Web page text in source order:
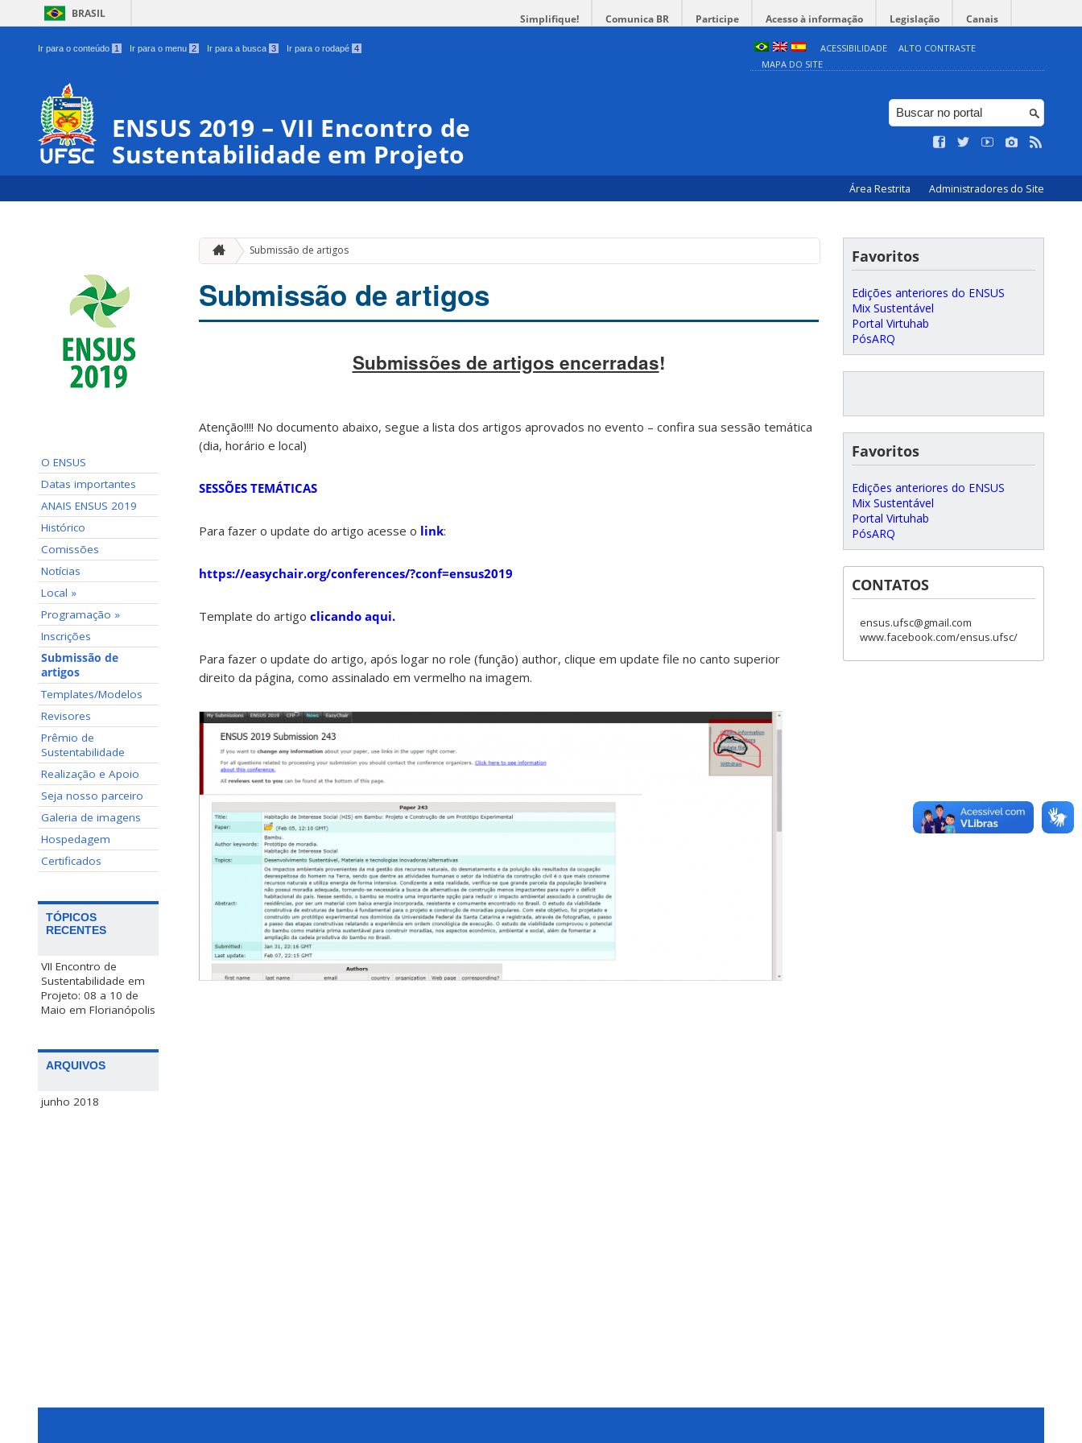
BRASIL Simplifique! Comunica BR Participe Acesso à informação Legislação Canais
Ir para o conteúdo 1 Ir para o menu 2 Ir para a busca 3 Ir para o rodapé 4 ACESSIBILIDADE
ALTO CONTRASTE
MAPA DO SITE
ENSUS 2019 – VII Encontro de
Sustentabilidade em Projeto
Área Restrita Administradores do Site
O ENSUS
Datas importantes
ANAIS ENSUS 2019
Histórico
Comissões
Notícias
Local »
Programação »
Inscrições
Submissão de
artigos
Templates/Modelos
Revisores
Prêmio de
Sustentabilidade
Realização e Apoio
Seja nosso parceiro
Galeria de imagens
Hospedagem
Certificados
TÓPICOS
RECENTES
VII Encontro de
Sustentabilidade em
Projeto: 08 a 10 de
Maio em Florianópolis
ARQUIVOS
junho 2018
Submissão de artigos
Submissão de artigos
Submissões de artigos encerradas!
Atenção!!!! No documento abaixo, segue a lista dos artigos aprovados no evento – confira sua sessão temática
(dia, horário e local)
SESSÕES TEMÁTICAS
Para fazer o update do artigo acesse o link:
https://easychair.org/conferences/?conf=ensus2019
Template do artigo clicando aqui.
Para fazer o update do artigo, após logar no role (função) author, clique em update file no canto superior
direito da página, como assinalado em vermelho na imagem.
Favoritos
Edições anteriores do ENSUS
Mix Sustentável
Portal Virtuhab
PósARQ
Favoritos
Edições anteriores do ENSUS
Mix Sustentável
Portal Virtuhab
PósARQ
CONTATOS
ensus.ufsc@gmail.com
www.facebook.com/ensus.ufsc/